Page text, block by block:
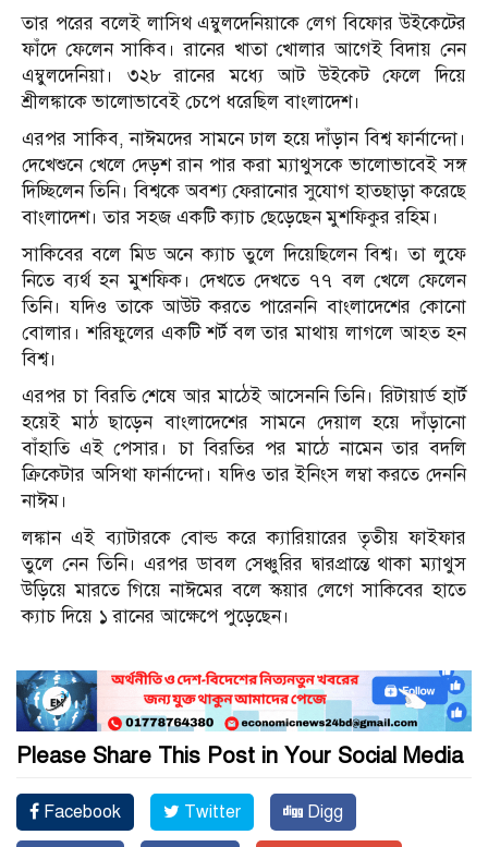
তার পরের বলেই লাসিথ এম্বুলদেনিয়াকে লেগ বিফোর উইকেটের
ফাঁদে ফেলেন সাকিব। রানের খাতা খোলার আগেই বিদায় নেন
এম্বুলদেনিয়া। ৩২৮ রানের মধ্যে আট উইকেট ফেলে দিয়ে
শ্রীলঙ্কাকে ভালোভাবেই চেপে ধরেছিল বাংলাদেশ।
এরপর সাকিব, নাঈমদের সামনে ঢাল হয়ে দাঁড়ান বিশ্ব ফার্নান্দো।
দেখেশুনে খেলে দেড়শ রান পার করা ম্যাথুসকে ভালোভাবেই সঙ্গ
দিচ্ছিলেন তিনি। বিশ্বকে অবশ্য ফেরানোর সুযোগ হাতছাড়া করেছে
বাংলাদেশ। তার সহজ একটি ক্যাচ ছেড়েছেন মুশফিকুর রহিম।
সাকিবের বলে মিড অনে ক্যাচ তুলে দিয়েছিলেন বিশ্ব। তা লুফে
নিতে ব্যর্থ হন মুশফিক। দেখতে দেখতে ৭৭ বল খেলে ফেলেন
তিনি। যদিও তাকে আউট করতে পারেননি বাংলাদেশের কোনো
বোলার। শরিফুলের একটি শর্ট বল তার মাথায় লাগলে আহত হন
বিশ্ব।
এরপর চা বিরতি শেষে আর মাঠেই আসেননি তিনি। রিটায়ার্ড হার্ট
হয়েই মাঠ ছাড়েন বাংলাদেশের সামনে দেয়াল হয়ে দাঁড়ানো
বাঁহাতি এই পেসার। চা বিরতির পর মাঠে নামেন তার বদলি
ক্রিকেটার অসিথা ফার্নান্দো। যদিও তার ইনিংস লম্বা করতে দেননি
নাঈম।
লঙ্কান এই ব্যাটারকে বোল্ড করে ক্যারিয়ারের তৃতীয় ফাইফার
তুলে নেন তিনি। এরপর ডাবল সেঞ্চুরির দ্বারপ্রান্তে থাকা ম্যাথুস
উড়িয়ে মারতে গিয়ে নাঈমের বলে স্কয়ার লেগে সাকিবের হাতে
ক্যাচ দিয়ে ১ রানের আক্ষেপে পুড়েছেন।
Please Share This Post in Your Social Media
Facebook Twitter Digg